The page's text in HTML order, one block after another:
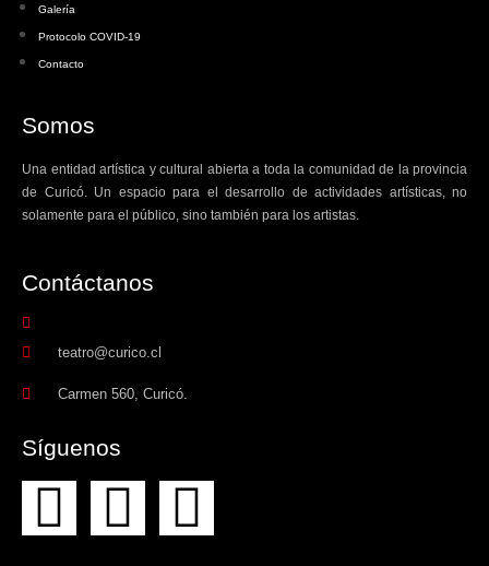
Galería
Protocolo COVID-19
Contacto
Somos
Una entidad artística y cultural abierta a toda la comunidad de la provincia
de Curicó. Un espacio para el desarrollo de actividades artísticas, no
solamente para el público, sino también para los artistas.
Contáctanos​
teatro@curico.cl
Carmen 560, Curicó.
Síguenos